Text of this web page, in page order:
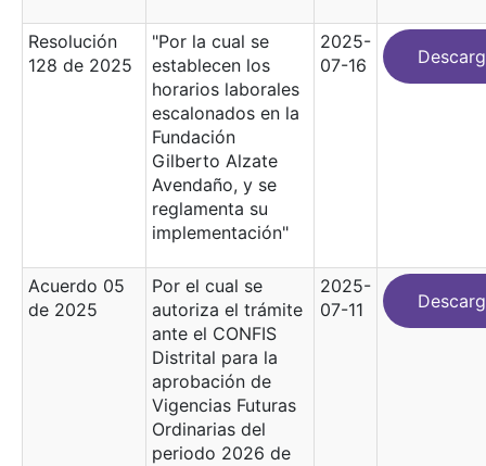
Resolución
128 de 2025
"Por la cual se
establecen los
horarios laborales
escalonados en la
Fundación
Gilberto Alzate
Avendaño, y se
reglamenta su
implementación"
2025-
07-16
Acuerdo 05
de 2025
Por el cual se
autoriza el trámite
ante el CONFIS
Distrital para la
aprobación de
Vigencias Futuras
Ordinarias del
periodo 2026 de
2025-
07-11